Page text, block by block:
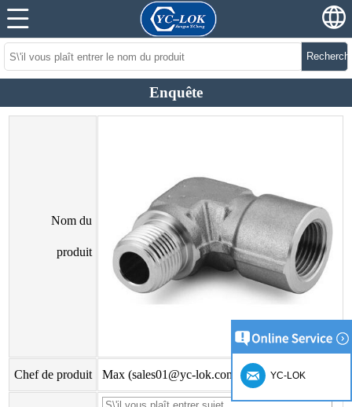
Enquête
Nom du
produit
Chef de produit Max (sales01@yc-lok.com) YC-LOK